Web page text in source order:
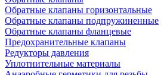
Обратные клапаны горизонтальные
Обратные клапаны подпружиненные
Обратные клапаны фланцевые
Предохранительные клапаны
Редукторы давления
Уплотнительные материалы